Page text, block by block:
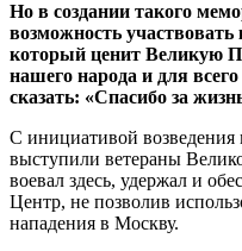
Но в создании такого
возможность
который ценит Великую
нашего народа и для
сказать: «Спасибо за
С инициативой возведения
выступили ветераны
воевал здесь, удержал и
Центр, не позволив
нападения в Москву.